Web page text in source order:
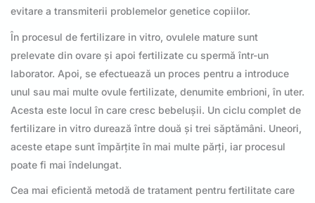
evitare a transmiterii problemelor genetice copiilor.
În procesul de fertilizare in vitro, ovulele mature sunt
prelevate din ovare și apoi fertilizate cu spermă într-un
laborator. Apoi, se efectuează un proces pentru a introduce
unul sau mai multe ovule fertilizate, denumite embrioni, în uter.
Acesta este locul în care cresc bebelușii. Un ciclu complet de
fertilizare in vitro durează între două și trei săptămâni. Uneori,
aceste etape sunt împărțite în mai multe părți, iar procesul
poate fi mai îndelungat.
Cea mai eficientă metodă de tratament pentru fertilitate care